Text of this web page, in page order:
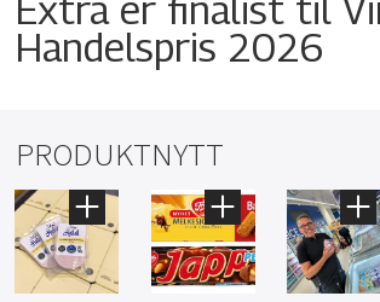
Extra er finalist til
Handelspris 2026
PRODUKTNYTT